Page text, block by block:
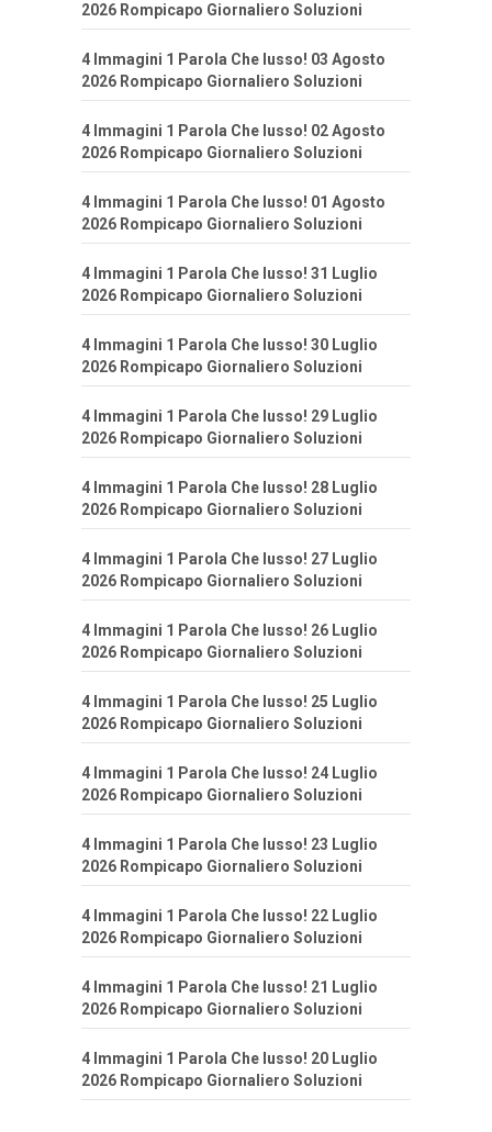
2026 Rompicapo Giornaliero Soluzioni
4 Immagini 1 Parola Che lusso! 03 Agosto
2026 Rompicapo Giornaliero Soluzioni
4 Immagini 1 Parola Che lusso! 02 Agosto
2026 Rompicapo Giornaliero Soluzioni
4 Immagini 1 Parola Che lusso! 01 Agosto
2026 Rompicapo Giornaliero Soluzioni
4 Immagini 1 Parola Che lusso! 31 Luglio
2026 Rompicapo Giornaliero Soluzioni
4 Immagini 1 Parola Che lusso! 30 Luglio
2026 Rompicapo Giornaliero Soluzioni
4 Immagini 1 Parola Che lusso! 29 Luglio
2026 Rompicapo Giornaliero Soluzioni
4 Immagini 1 Parola Che lusso! 28 Luglio
2026 Rompicapo Giornaliero Soluzioni
4 Immagini 1 Parola Che lusso! 27 Luglio
2026 Rompicapo Giornaliero Soluzioni
4 Immagini 1 Parola Che lusso! 26 Luglio
2026 Rompicapo Giornaliero Soluzioni
4 Immagini 1 Parola Che lusso! 25 Luglio
2026 Rompicapo Giornaliero Soluzioni
4 Immagini 1 Parola Che lusso! 24 Luglio
2026 Rompicapo Giornaliero Soluzioni
4 Immagini 1 Parola Che lusso! 23 Luglio
2026 Rompicapo Giornaliero Soluzioni
4 Immagini 1 Parola Che lusso! 22 Luglio
2026 Rompicapo Giornaliero Soluzioni
4 Immagini 1 Parola Che lusso! 21 Luglio
2026 Rompicapo Giornaliero Soluzioni
4 Immagini 1 Parola Che lusso! 20 Luglio
2026 Rompicapo Giornaliero Soluzioni